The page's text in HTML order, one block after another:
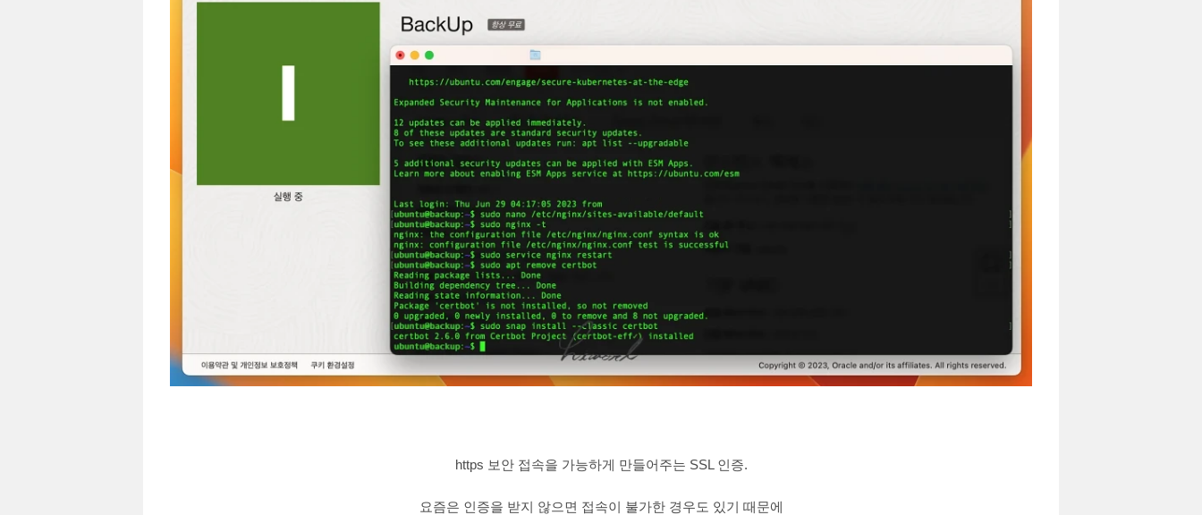
https 보안 접속을 가능하게 만들어주는 SSL 인증.
요즘은 인증을 받지 않으면 접속이 불가한 경우도 있기 때문에